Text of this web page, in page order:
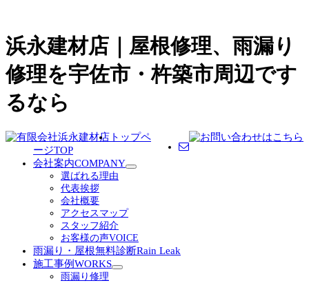
浜永建材店｜屋根修理、雨漏り
修理を宇佐市・杵築市周辺です
るなら
トップペ
ージTOP
会社案内COMPANY
サ
ー
を
展
選ばれる理由
代表挨拶
会社概要
アクセスマップ
スタッフ紹介
お客様の声VOICE
雨漏り・屋根無料診断Rain Leak
施工事例WORKS
サ
雨漏り修理